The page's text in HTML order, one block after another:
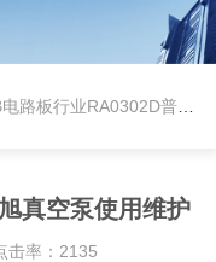
板行业RA0302D普旭真空泵使用维护
真空泵使用维护
率：2135